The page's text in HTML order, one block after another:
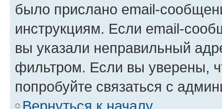
было прислано email-
инструкциям. Если email-
вы указали неправильный
фильтром. Если вы уверены,
попробуйте связаться с
Вернуться к началу